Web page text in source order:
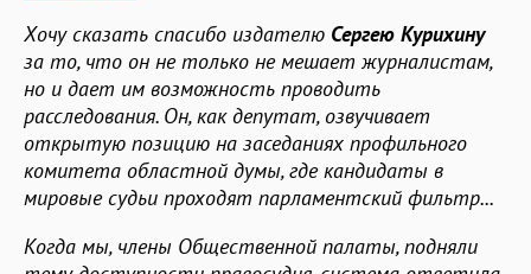
Хочу сказать спасибо издателю Сергею Курихину
за то, что он не только не мешает журналистам,
но и дает им возможность проводить
расследования. Он, как депутат, озвучивает
открытую позицию на заседаниях профильного
комитета областной думы, где кандидаты в
мировые судьи проходят парламентский фильтр...
Когда мы, члены Общественной палаты, подняли